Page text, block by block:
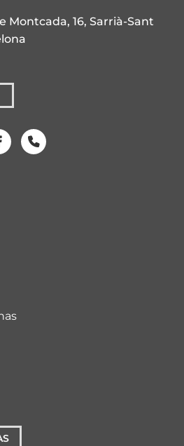
Montcada, 16, Sarrià-Sant